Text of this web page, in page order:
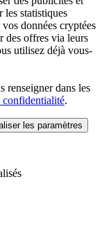
les statistiques
données cryptées
des offres via leurs
utilisez déjà vous-
renseigner dans les
confidentialité.
les paramètres